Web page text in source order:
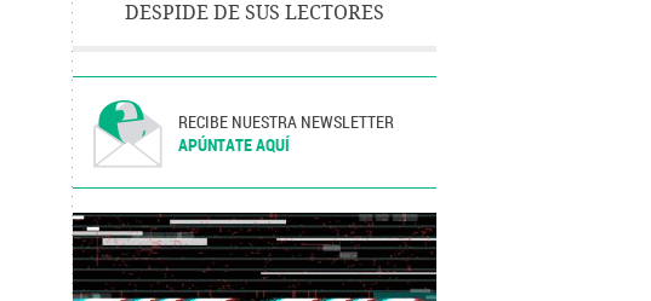
DESPIDE DE SUS LECTORES
RECIBE NUESTRA NEWSLETTER
APÚNTATE AQUÍ